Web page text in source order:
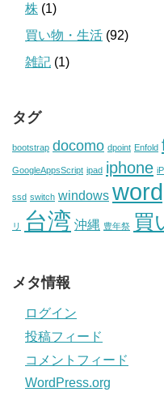
株 (1)
買い物・生活 (92)
雑記 (1)
タグ
bootstrap docomo dpoint Enfold
GoogleAppsScript ipad iphone
ssd switch windows
リ 台湾 沖縄 豊年祭 買
メタ情報
ログイン
投稿フィード
コメントフィード
WordPress.org